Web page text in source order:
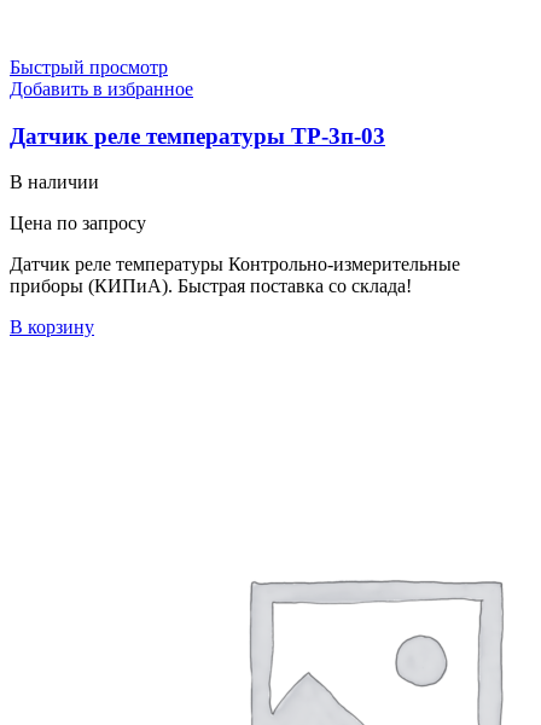
Быстрый просмотр
Добавить в избранное
Датчик реле температуры ТР-3п-03
В наличии
Цена по запросу
Датчик реле температуры Контрольно-измерительные
приборы (КИПиА). Быстрая поставка со склада!
В корзину